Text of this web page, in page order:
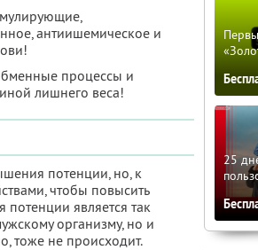
антиишемическое и
процессы и
лишнего веса!
потенции, но, к
чтобы повысить
является так
организму, но и
тоже не происходит.
25